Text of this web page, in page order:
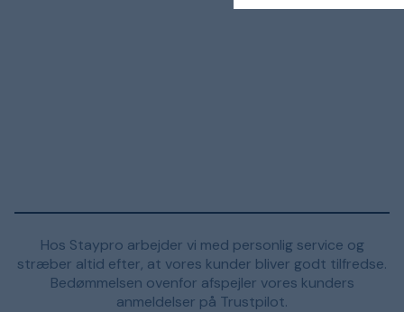
Hos Staypro arbejder vi med personlig service og
stræber altid efter, at vores kunder bliver godt tilfredse.
Bedømmelsen ovenfor afspejler vores kunders
anmeldelser på Trustpilot.